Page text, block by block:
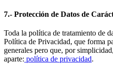
7.- Protección de Datos de
Toda la política de tratamiento de
Política de Privacidad, que forma
generales pero que, por
aparte: política de privacidad.